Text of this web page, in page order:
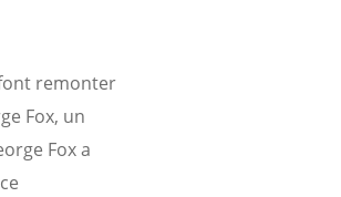
remonter
Fox, un
Fox a